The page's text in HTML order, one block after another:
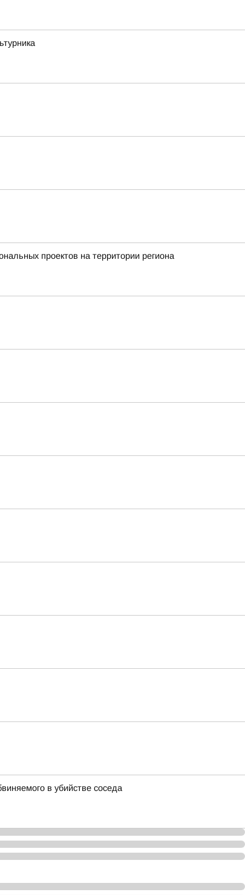
проектов на территории региона
в убийстве соседа